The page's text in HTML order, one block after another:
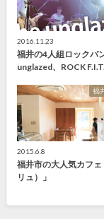
2016.11.23
福井の4人組ロックバ
unglazed、ROCK
福
2015.6.8
福井市の大人気カフ
リュ）」